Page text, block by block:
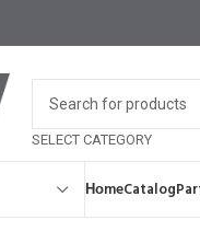
SELECT CATEGORY
НоmeCatalog